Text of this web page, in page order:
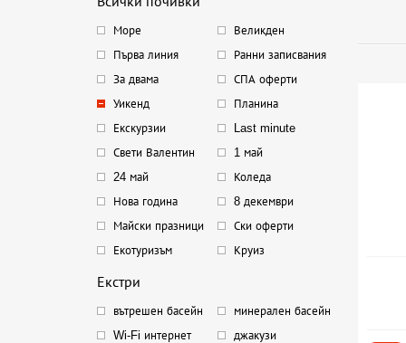
Море
Великден
Първа линия
Ранни записвания
За двама
СПА оферти
Уикенд
Планина
Екскурзии
Last minute
Свети Валентин
1 май
24 май
Коледа
Нова година
8 декември
Майски празници
Ски оферти
Екотуризъм
Круиз
Екстри
вътрешен басейн
минерален басейн
Wi-Fi интернет
джакузи